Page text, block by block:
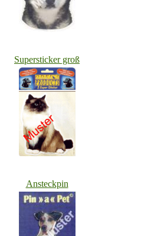
Supersticker groß
Ansteckpin